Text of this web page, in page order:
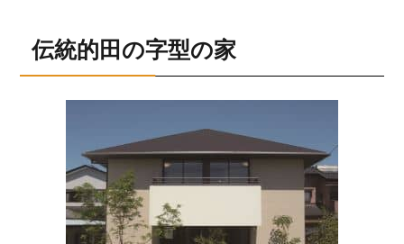
伝統的田の字型の家